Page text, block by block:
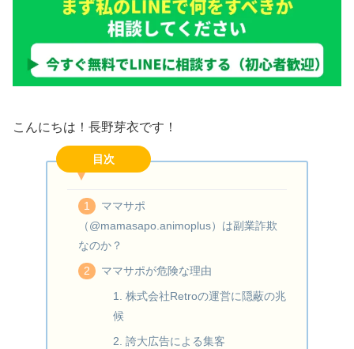
こんにちは！長野芽衣です！
目次
ママサポ
（@mamasapo.animoplus）は副業詐欺
なのか？
ママサポが危険な理由
1. 株式会社Retroの運営に隠蔽の兆
候
2. 誇大広告による集客